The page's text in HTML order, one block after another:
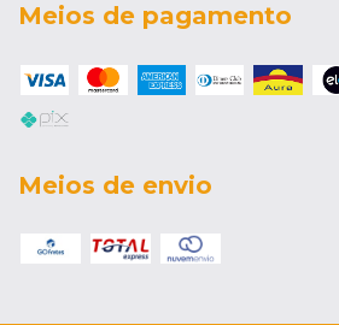
Meios de pagamento
Meios de envio